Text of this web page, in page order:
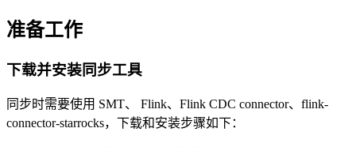
准备工作
下载并安装同步工具
同步时需要使用 SMT、 Flink、Flink CDC connector、flink-
connector-starrocks，下载和安装步骤如下：